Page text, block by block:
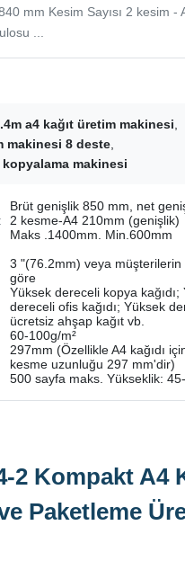
mm Kesim Sayısı 2 kesim -
...
a4 kağıt üretim makinesi
makinesi 8 deste
kopyalama makinesi
Brüt genişlik 850 mm, net
2 kesme-A4 210mm (genişlik)
Maks .1400mm. Min.600mm
3 "(76.2mm) veya müşterilerin
göre
Yüksek dereceli kopya kağıdı;
dereceli ofis kağıdı; Yüksek
ücretsiz ahşap kağıt vb.
60-100g/m²
297mm (Özellikle A4 kağıdı
kesme uzunluğu 297 mm'dir)
500 sayfa maks. Yükseklik:
2 Kompakt A4
Paketleme